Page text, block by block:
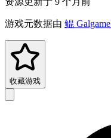
游戏元数据由 鲲 Galgame
收藏游戏